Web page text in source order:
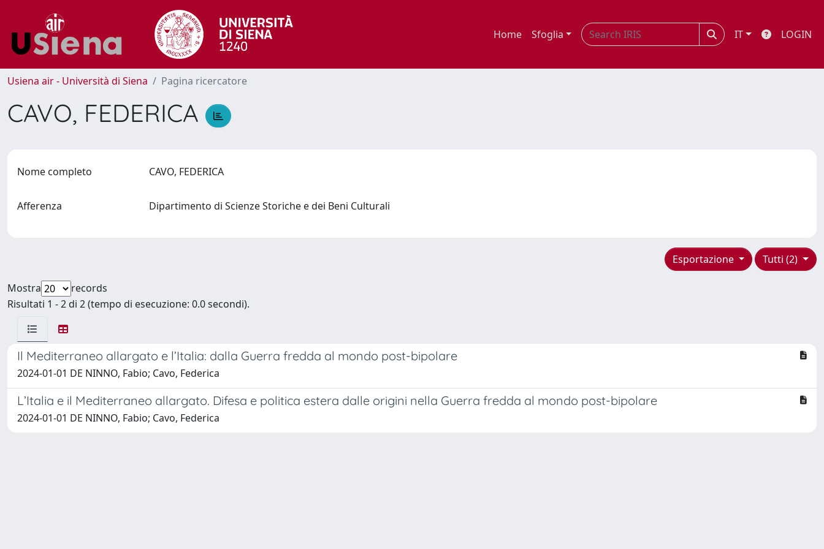
Home Sfoglia IT LOGIN
Usiena air - Università di Siena Pagina ricercatore
CAVO, FEDERICA
Nome completo CAVO, FEDERICA
Afferenza Dipartimento di Scienze Storiche e dei Beni Culturali
Tutti (2)
Esportazione
Mostra
records
Risultati 1 - 2 di 2 (tempo di esecuzione: 0.0 secondi).
Il Mediterraneo allargato e l’Italia: dalla Guerra fredda al mondo post-bipolare
2024-01-01 DE NINNO, Fabio; Cavo, Federica
L’Italia e il Mediterraneo allargato. Difesa e politica estera dalle origini nella Guerra fredda al mondo post-bipolare
2024-01-01 DE NINNO, Fabio; Cavo, Federica